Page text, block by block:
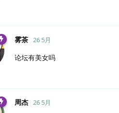
雾茶 26 5月
论坛有美女吗
周杰 26 5月